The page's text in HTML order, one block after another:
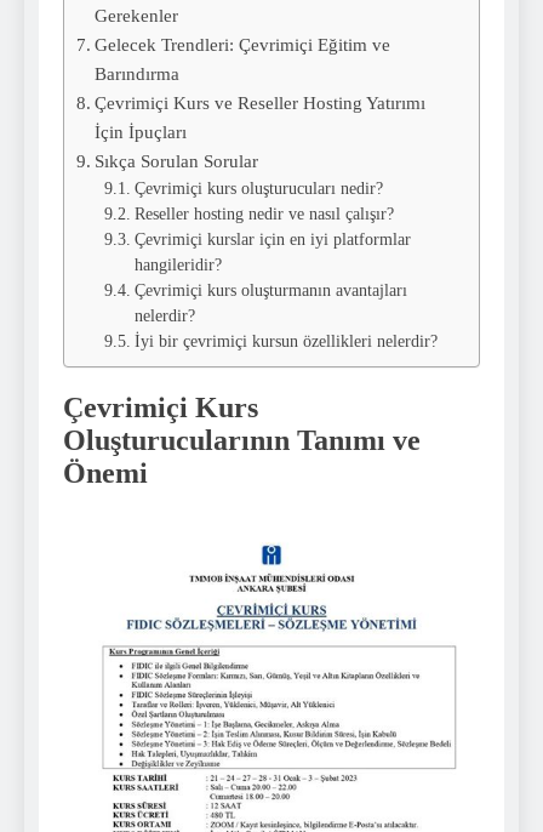
Gerekenler
Gelecek Trendleri: Çevrimiçi Eğitim ve
Barındırma
Çevrimiçi Kurs ve Reseller Hosting Yatırımı
İçin İpuçları
Sıkça Sorulan Sorular
Çevrimiçi kurs oluşturucuları nedir?
Reseller hosting nedir ve nasıl çalışır?
Çevrimiçi kurslar için en iyi platformlar
hangileridir?
Çevrimiçi kurs oluşturmanın avantajları
nelerdir?
İyi bir çevrimiçi kursun özellikleri nelerdir?
Çevrimiçi Kurs
Oluşturucularının Tanımı ve
Önemi